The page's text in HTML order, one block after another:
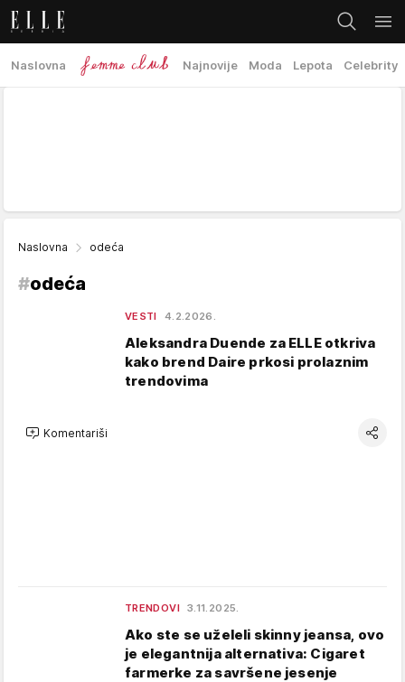
Naslovna Najnovije Moda Lepota Celebrity
Naslovna odeća
#odeća
VESTI 4.2.2026.
Aleksandra Duende za ELLE otkriva
kako brend Daire prkosi prolaznim
trendovima
Komentariši
TRENDOVI 3.11.2025.
Ako ste se uželeli skinny jeansa, ovo
je elegantnija alternativa: Cigaret
farmerke za savršene jesenje